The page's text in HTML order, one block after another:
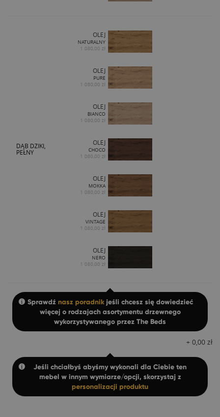
DĄB DZIKI,
PEŁNY
OLEJ
NATURALNY
1 080,00 zł
OLEJ
PURE
1 080,00 zł
OLEJ
BIANCO
1 080,00 zł
OLEJ
CHOCO
1 080,00 zł
OLEJ
MOKKA
1 080,00 zł
OLEJ
VINTAGE
1 080,00 zł
OLEJ
NERO
1 080,00 zł
Sprawdź nasz poradnikjeśli chcesz się dowiedzieć
więcej o rodzajach asortymentu drzewnego
wykorzystywanego przez The Beds
+ 0,00 zł
Jeśli chciałbyś abyśmy wykonali dla Ciebie ten
mebel w innym wymiarze/opcji, skorzystaj z
personalizacji produktu